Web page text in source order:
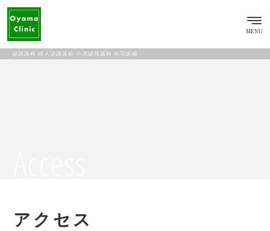
泌尿器科 婦人泌尿器科 小児泌尿器科 在宅医療
MENU
アクセス